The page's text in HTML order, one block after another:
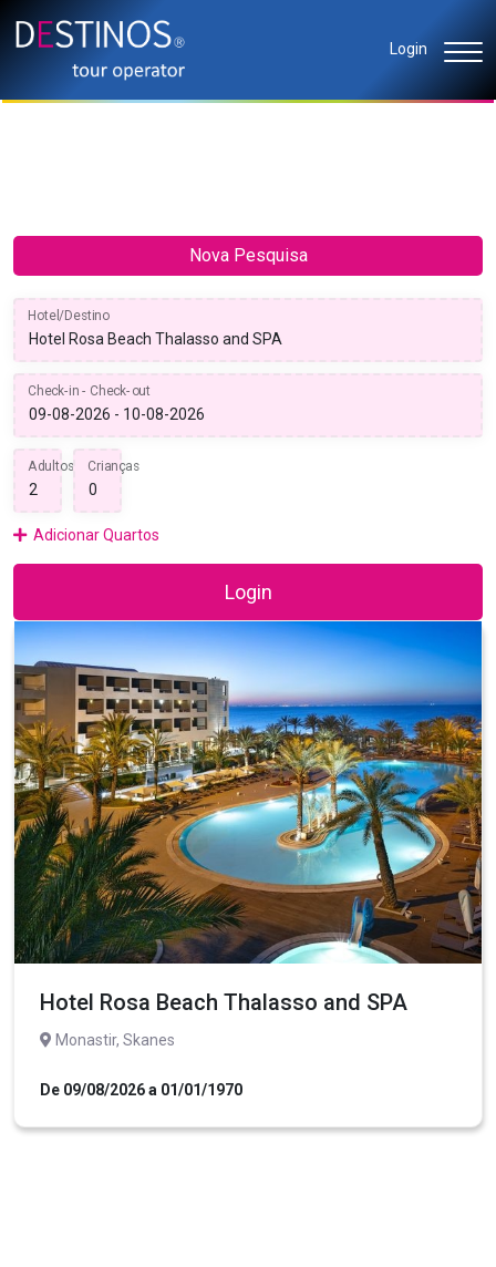
Login
Nova Pesquisa
Hotel/Destino
Check-in - Check-out
Adultos Crianças
Adicionar Quartos
Login
Hotel Rosa Beach Thalasso and SPA
Monastir, Skanes
De 09/08/2026 a 01/01/1970